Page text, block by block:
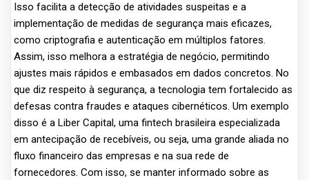
Isso facilita a detecção de atividades suspeitas e a
implementação de medidas de segurança mais eficazes,
como criptografia e autenticação em múltiplos fatores.
Assim, isso melhora a estratégia de negócio, permitindo
ajustes mais rápidos e embasados em dados concretos. No
que diz respeito à segurança, a tecnologia tem fortalecido as
defesas contra fraudes e ataques cibernéticos. Um exemplo
disso é a Liber Capital, uma fintech brasileira especializada
em antecipação de recebíveis, ou seja, uma grande aliada no
fluxo financeiro das empresas e na sua rede de
fornecedores. Com isso, se manter informado sobre as